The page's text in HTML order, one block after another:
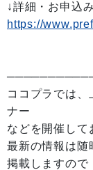
↓詳細・お申込
https://
ココプラでは、
ナー
などを開催して
最新の情報は随
掲載しますので